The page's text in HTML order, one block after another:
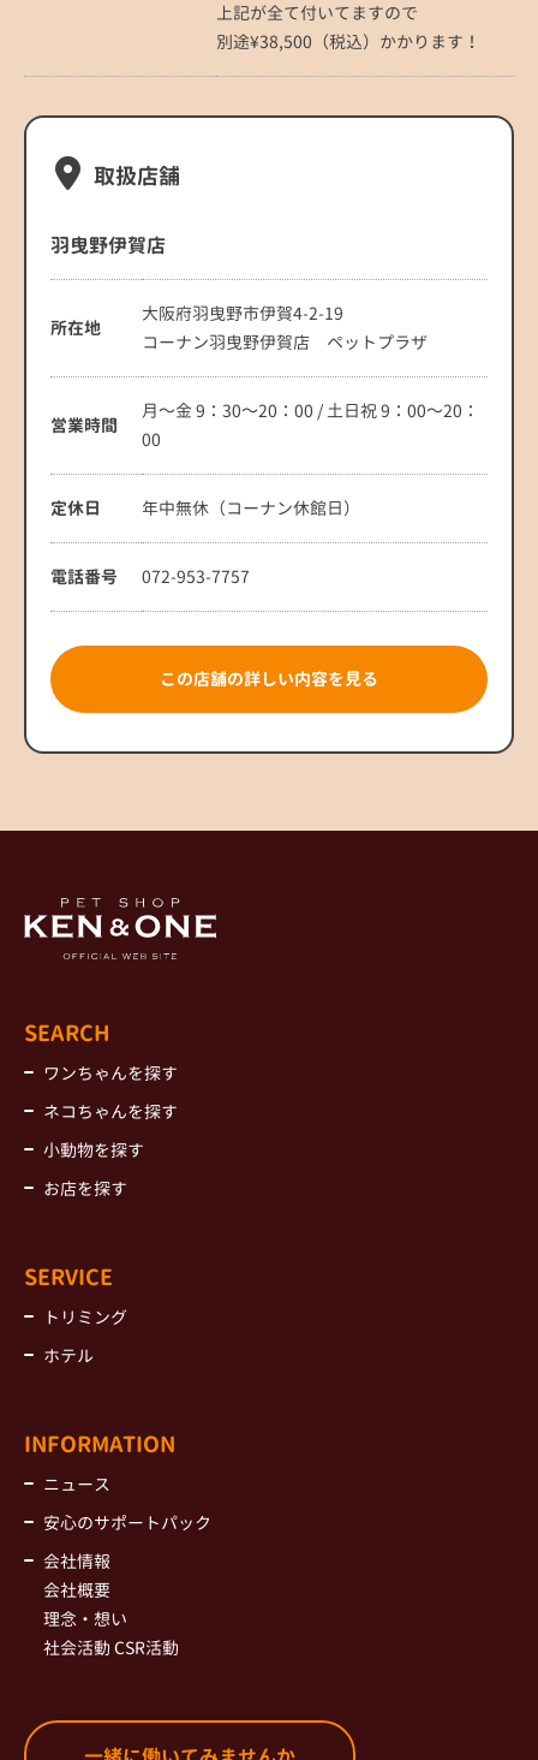
上記が全て付いてますので
別途¥38,500（税込）かかります！
取扱店舗
羽曳野伊賀店
所在地
大阪府羽曳野市伊賀4-2-19
コーナン羽曳野伊賀店 ペットプラザ
営業時間
月～金 9：30～20：00 / 土日祝 9：00～20：
00
定休日 年中無休（コーナン休館日）
電話番号 072-953-7757
この店舗の詳しい内容を見る
SEARCH
ワンちゃんを探す
ネコちゃんを探す
小動物を探す
お店を探す
SERVICE
トリミング
ホテル
INFORMATION
ニュース
安心のサポートパック
会社情報
会社概要
理念・想い
社会活動 CSR活動